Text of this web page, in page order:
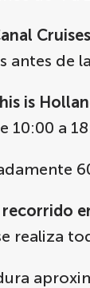
Cruises
antes de
is
10:00 a
realiza